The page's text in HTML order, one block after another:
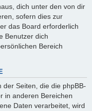
dich unter den von dir
sofern dies zur
das Board erforderlich
Benutzer dich
Bereich
der Seiten, die die phpBB-
in anderen Bereichen
Daten verarbeitet, wird